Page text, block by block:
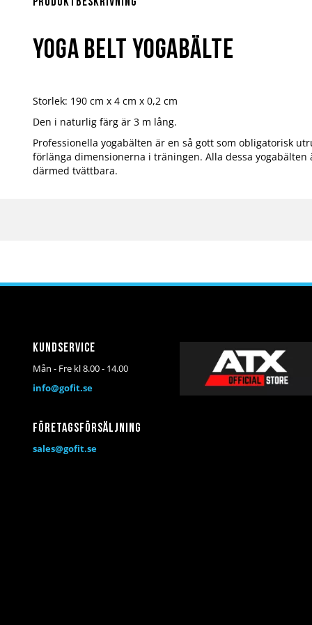
Yoga Belt Yogabälte
Storlek: 190 cm x 4 cm x 0,2 cm
Den i naturlig färg är 3 m lång.
Professionella yogabälten är en så gott som obligatorisk
förlänga dimensionerna i träningen. Alla dessa yogabälten
därmed tvättbara.
Kundservice
Mån - Fre kl 8.00 - 14.00
info@gofit.se
Företagsförsäljning
sales@gofit.se